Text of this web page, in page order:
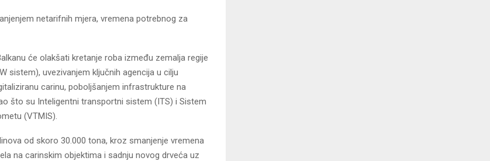
netarifnih mjera, vremena potrebnog za
će olakšati kretanje roba između zemalja regije
sistem), uvezivanjem ključnih agencija u cilju
carinu, poboljšanjem infrastrukture na
što su Inteligentni transportni sistem (ITS) i Sistem
(VTMIS).
od skoro 30.000 tona, kroz smanjenje vremena
na carinskim objektima i sadnju novog drveća uz